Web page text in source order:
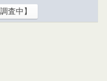
査中】